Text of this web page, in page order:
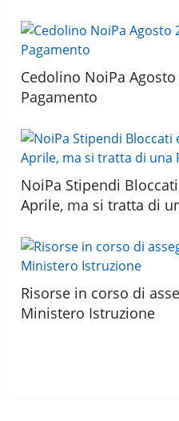
Cedolino NoiPa
Pagamento
NoiPa Stipendi
Aprile, ma si tratta di
Risorse in corso di
Ministero Istruzione